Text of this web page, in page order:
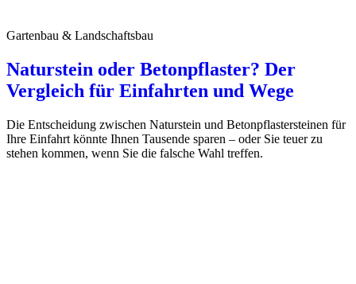
Gartenbau & Landschaftsbau
Naturstein oder Betonpflaster? Der
Vergleich für Einfahrten und Wege
Die Entscheidung zwischen Naturstein und Betonpflastersteinen für
Ihre Einfahrt könnte Ihnen Tausende sparen – oder Sie teuer zu
stehen kommen, wenn Sie die falsche Wahl treffen.